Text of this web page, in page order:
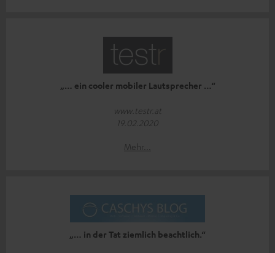
„… ein cooler mobiler Lautsprecher …“
www.testr.at
19.02.2020
Mehr...
„… in der Tat ziemlich beachtlich.“